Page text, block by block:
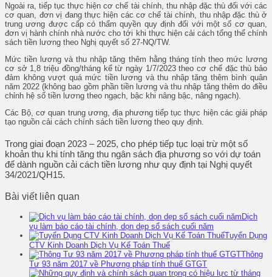
Ngoài ra, tiếp tục thực hiện cơ chế tài chính, thu nhập đặc thù đối với các
cơ quan, đơn vị đang thực hiện các cơ chế tài chính, thu nhập đặc thù ở
trung ương được cấp có thẩm quyền quy định đối với một số cơ quan,
đơn vị hành chính nhà nước cho tới khi thực hiện cải cách tổng thể chính
sách tiền lương theo Nghị quyết số 27-NQ/TW.
Mức tiền lương và thu nhập tăng thêm hằng tháng tính theo mức lương
cơ sở 1,8 triệu đồng/tháng kể từ ngày 1/7/2023 theo cơ chế đặc thù bảo
đảm không vượt quá mức tiền lương và thu nhập tăng thêm bình quân
năm 2022 (không bao gồm phần tiền lương và thu nhập tăng thêm do điều
chỉnh hệ số tiền lương theo ngạch, bậc khi nâng bậc, nâng ngạch).
Các Bộ, cơ quan trung ương, địa phương tiếp tục thực hiện các giải pháp
tạo nguồn cải cách chính sách tiền lương theo quy định.
Trong giai đoạn 2023 – 2025, cho phép tiếp tục loại trừ một số
khoản thu khi tính tăng thu ngân sách địa phương so với dự toán
để dành nguồn cải cách tiền lương như quy định tại Nghị quyết
34/2021/QH15.
Bài viết liên quan
Dịch
vụ làm báo cáo tài chính, dọn dẹp sổ sách cuối năm
Tuyển Dụng
CTV Kinh Doanh Dịch Vụ Kế Toán Thuế
Thông
Tư 93 năm 2017 về Phương pháp tính thuế GTGT